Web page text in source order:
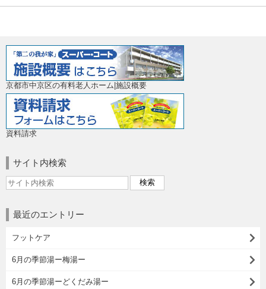
京都市中京区の有料老人ホーム|施設概要
資料請求
サイト内検索
最近のエントリー
フットケア
6月の季節湯ー梅湯ー
6月の季節湯ーどくだみ湯ー